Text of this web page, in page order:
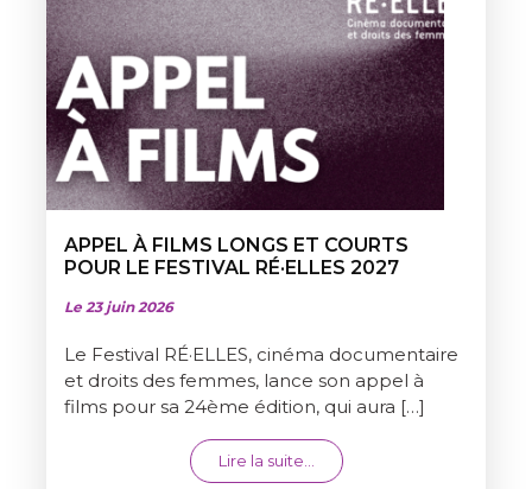
APPEL À FILMS LONGS ET COURTS
POUR LE FESTIVAL RÉ·ELLES 2027
Le 23 juin 2026
Le Festival RÉ·ELLES, cinéma documentaire
et droits des femmes, lance son appel à
films pour sa 24ème édition, qui aura […]
Lire la suite… from APPEL À FILMS